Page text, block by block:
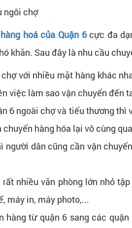
ngôi chợ
hoá của Quận 6cực đa
khăn. Sau đây là nhu cầu
với nhiều mặt hàng khác
việc làm sao vận chuyển
6 ngoài chợ và tiểu thương
hàng hóa lại vô cùng
người dân cũng cần vận
nhiều văn phòng lớn nhỏ
máy in, máy photo,...
hàng từ quận 6 sang các